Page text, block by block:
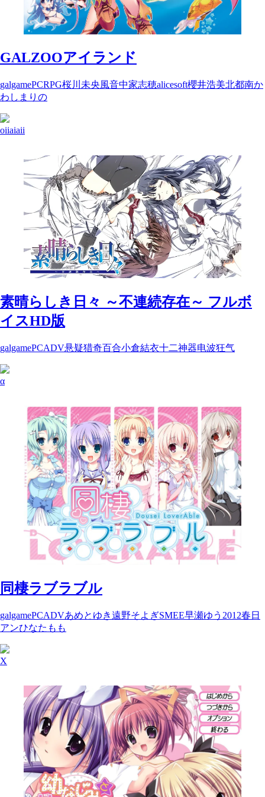
素晴らしき日々 ～不連続存在～ フルボ
イスHD版
galgamePCADV悬疑猎奇百合小倉結衣十二神器电波狂气
α
同棲ラブラブル
galgamePCADVあめとゆき遠野そよぎSMEE早瀬ゆう 2012春日
アンひなたもも
X
GALZOOアイランド
galgamePCRPG桜川未央風音中家志穂alicesoft櫻井浩美北都南か
わしまりの
oiiaiaii